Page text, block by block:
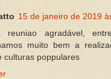
15 de janeiro de 2019
reuniao agradável,
muito bem a
culturas poppulares